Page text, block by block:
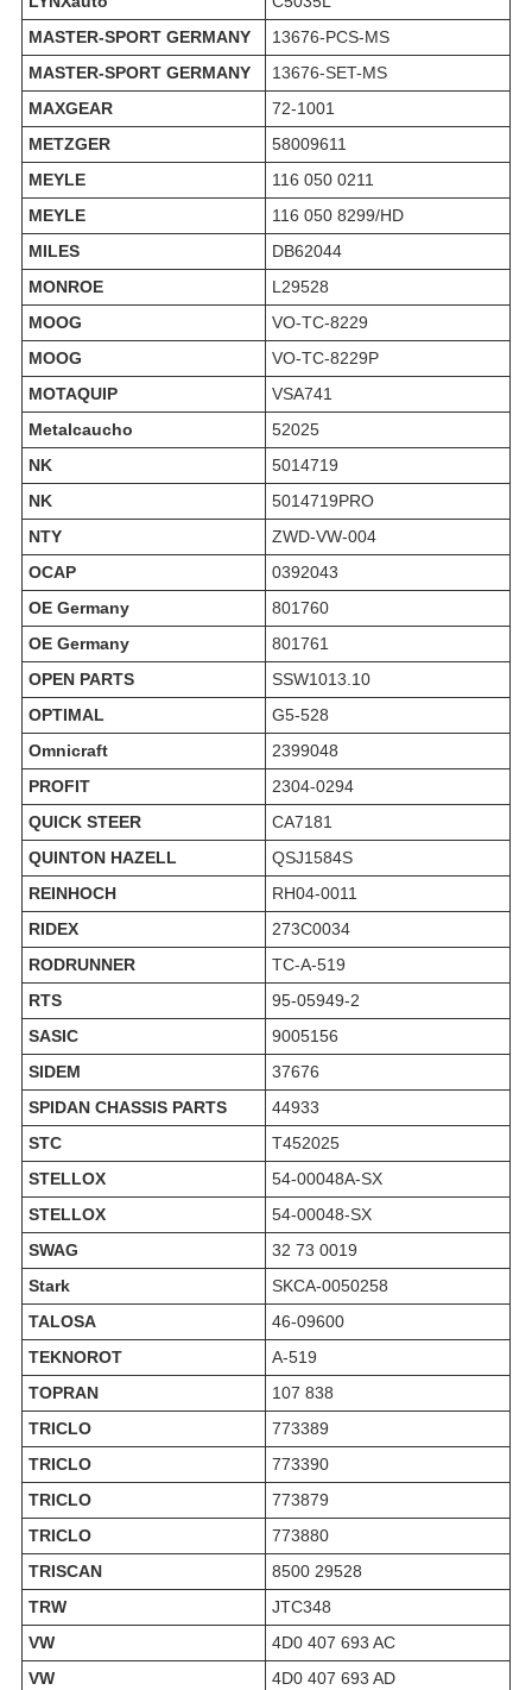
MASTER-SPORT GERMANY
13676-PCS-MS
MASTER-SPORT GERMANY
13676-SET-MS
MAXGEAR
72-1001
METZGER
58009611
MEYLE
116 050 0211
MEYLE
116 050 8299/HD
MILES
DB62044
MONROE
L29528
MOOG
VO-TC-8229
MOOG
VO-TC-8229P
MOTAQUIP
VSA741
Metalcaucho
52025
NK
5014719
NK
5014719PRO
NTY
ZWD-VW-004
OCAP
0392043
OE Germany
801760
OE Germany
801761
OPEN PARTS
SSW1013.10
OPTIMAL
G5-528
Omnicraft
2399048
PROFIT
2304-0294
QUICK STEER
CA7181
QUINTON HAZELL
QSJ1584S
REINHOCH
RH04-0011
RIDEX
273C0034
RODRUNNER
TC-A-519
RTS
95-05949-2
SASIC
9005156
SIDEM
37676
SPIDAN CHASSIS PARTS
44933
STC
T452025
STELLOX
54-00048A-SX
STELLOX
54-00048-SX
SWAG
32 73 0019
Stark
SKCA-0050258
TALOSA
46-09600
TEKNOROT
A-519
TOPRAN
107 838
TRICLO
773389
TRICLO
773390
TRICLO
773879
TRICLO
773880
TRISCAN
8500 29528
TRW
JTC348
VW
4D0 407 693 AC
VW
4D0 407 693 AD